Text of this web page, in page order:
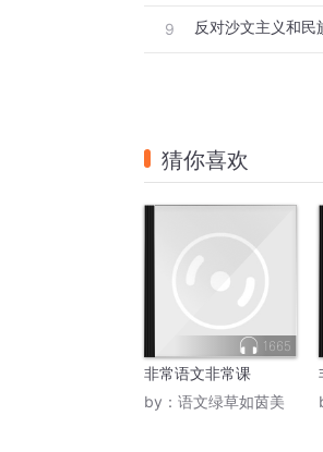
9 反对沙文主义和民
猜你喜欢
1665
非常语文非常课
by： 语文绿草如茵美